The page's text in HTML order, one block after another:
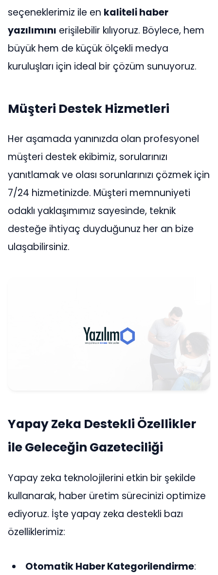
seçeneklerimiz ile en kaliteli haber
yazılımını erişilebilir kılıyoruz. Böylece, hem
büyük hem de küçük ölçekli medya
kuruluşları için ideal bir çözüm sunuyoruz.
Müşteri Destek Hizmetleri
Her aşamada yanınızda olan profesyonel
müşteri destek ekibimiz, sorularınızı
yanıtlamak ve olası sorunlarınızı çözmek için
7/24 hizmetinizde. Müşteri memnuniyeti
odaklı yaklaşımımız sayesinde, teknik
desteğe ihtiyaç duyduğunuz her an bize
ulaşabilirsiniz.
Yapay Zeka Destekli Özellikler
ile Geleceğin Gazeteciliği
Yapay zeka teknolojilerini etkin bir şekilde
kullanarak, haber üretim sürecinizi optimize
ediyoruz. İşte yapay zeka destekli bazı
özelliklerimiz:
Otomatik Haber Kategorilendirme: